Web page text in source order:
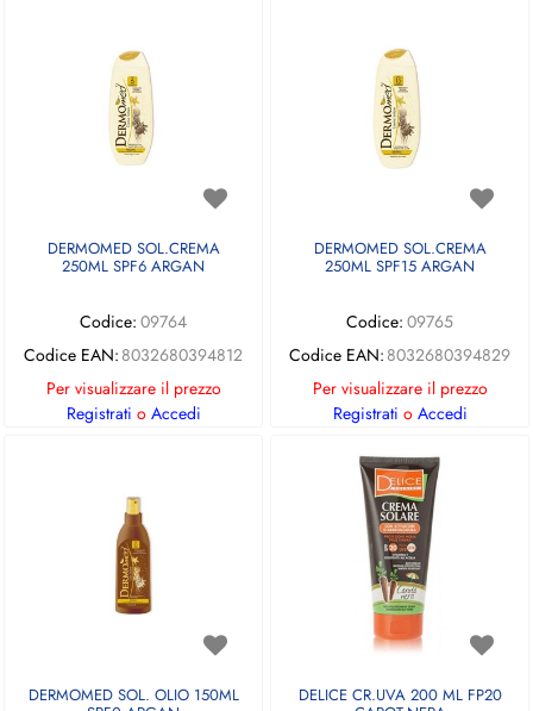
DERMOMED SOL.CREMA
250ML SPF6 ARGAN
Codice: 09764
Codice EAN: 8032680394812
Per visualizzare il prezzo
Registrati o Accedi
DERMOMED SOL.CREMA
250ML SPF15 ARGAN
Codice: 09765
Codice EAN: 8032680394829
Per visualizzare il prezzo
Registrati o Accedi
DERMOMED SOL. OLIO 150ML DELICE CR.UVA 200 ML FP20